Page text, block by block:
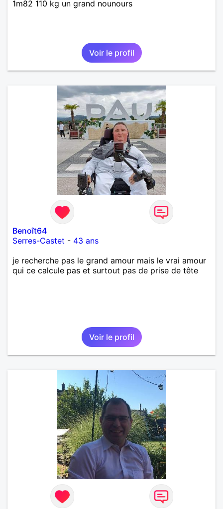
1m82 110 kg un grand nounours
Voir le profil
Benoît64
Serres-Castet - 43 ans
je recherche pas le grand amour mais le vrai amour
qui ce calcule pas et surtout pas de prise de tête
Voir le profil